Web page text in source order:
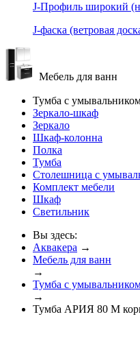
J-Профиль широкий
J-фаска (ветровая
Мебель для ванн
Тумба с
Зеркало-шкаф
Зеркало
Шкаф-колонна
Полка
Тумба
Столешница с
Комплект мебели
Шкаф
Светильник
Вы здесь:
Аквакера →
Мебель для ванн
→
Тумба с
→
Тумба АРИЯ 80 М